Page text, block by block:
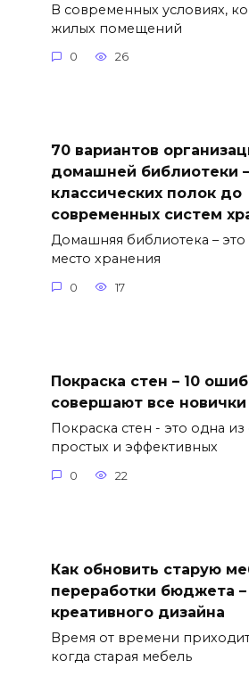
В современных условиях,
жилых помещений
0 26
70 вариантов
домашней библиотеки
классических полок до
современных систем
Домашняя библиотека – это
место хранения
0 17
Покраска стен – 10
совершают все новички
Покраска стен - это одна из
простых и эффективных
0 22
Как обновить старую
переработки бюджета
креативного дизайна
Время от времени
когда старая мебель